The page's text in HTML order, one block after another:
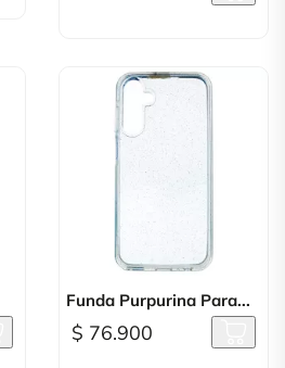
Funda Purpurina Para...
$ 76.900